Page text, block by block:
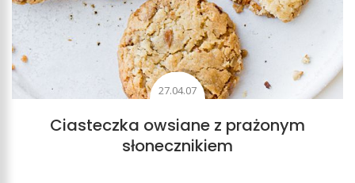
27.04.07
Ciasteczka owsiane z prażonym
słonecznikiem